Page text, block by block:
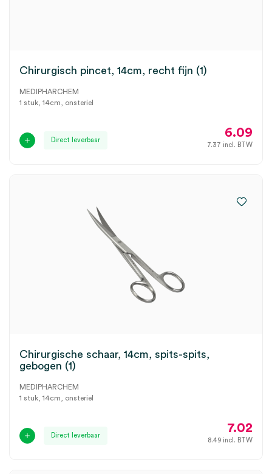
Chirurgisch pincet, 14cm, recht fijn (1)
MEDIPHARCHEM
1 stuk, 14cm, onsteriel
Direct leverbaar
6.09
7.37 incl. BTW
Chirurgische schaar, 14cm, spits-spits,
gebogen (1)
MEDIPHARCHEM
1 stuk, 14cm, onsteriel
Direct leverbaar
7.02
8.49 incl. BTW